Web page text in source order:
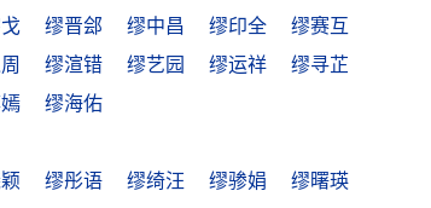
缪晋郐 缪中昌 缪印全
缪赛互
缪渲错 缪艺园 缪运祥
缪寻芷
缪海佑
缪彤语 缪绮汪 缪骖娟
缪曙瑛